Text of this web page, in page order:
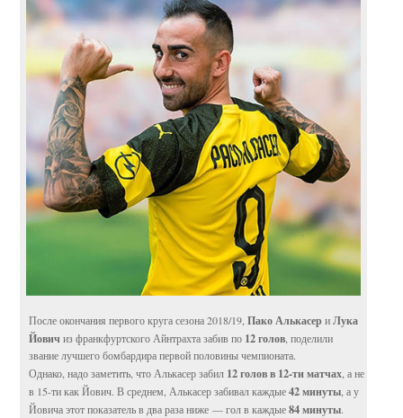
После окончания первого круга сезона 2018/19,Пако Алькасер иЛука
Йовичиз франкфуртского Айнтрахта забив по 12 голов , поделили
звание лучшего бомбардира первой половины чемпионата.
Однако, надо заметить, что Алькасер забил 12 голов в 12-ти матчах , а не
в 15-ти как Йович. В среднем, Алькасер забивал каждые42 минуты , а у
Йовича этот показатель в два раза ниже — гол в каждые84 минуты.